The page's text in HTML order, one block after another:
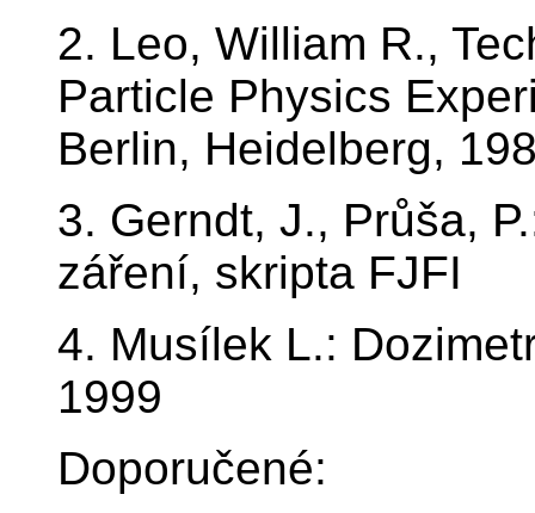
2. Leo, William R.,
Particle Physics
Berlin, Heidelberg,
3. Gerndt, J., Průša,
záření, skripta FJFI
4. Musílek L.:
1999
Doporučené: